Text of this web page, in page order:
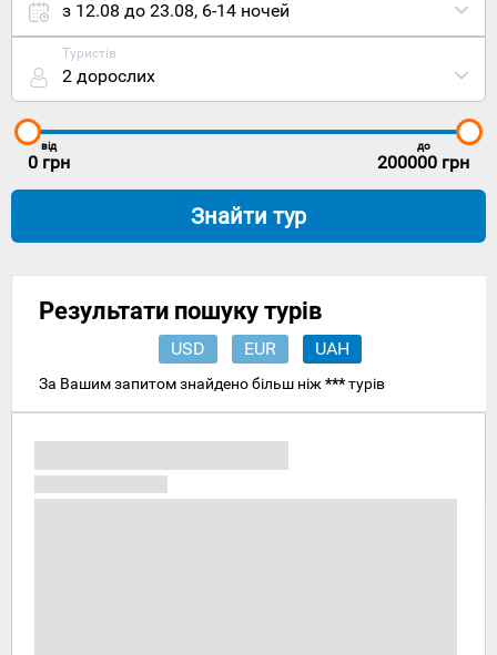
з 12.08 до 23.08, 6-14 ночей
Туристів
2 дорослих
від
0 грн
до
200000 грн
Знайти тур
Результати пошуку турів
USD EUR UAH
За Вашим запитом знайдено більш ніж ***турів